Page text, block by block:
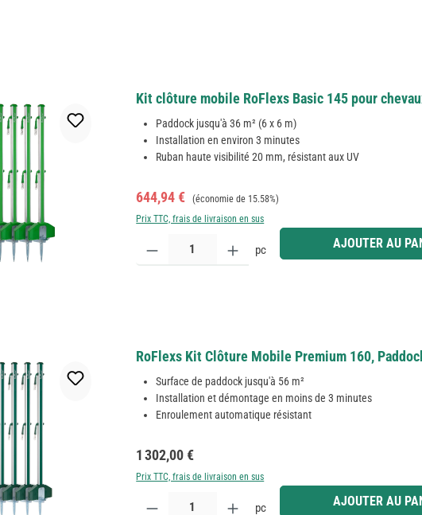
Kit clôture mobile RoFlexs Basic 145 pour
Paddock jusqu'à 36 m² (6 x 6 m)
Installation en environ 3 minutes
Ruban haute visibilité 20 mm, résistant aux UV
Prix de vente :
644,94 € Prix régulier :
(économie de 15.58%)
Prix TTC, frais de livraison en sus
Quantité de produit : Entrez la quantité souhaitée ou utilisez les
pc AJOUTER AU
RoFlexs Kit Clôture Mobile Premium 160,
Surface de paddock jusqu'à 56 m²
Installation et démontage en moins de 3 minutes
Enroulement automatique résistant
Prix régulier :
1 302,00 €
Prix TTC, frais de livraison en sus
Quantité de produit : Entrez la quantité souhaitée ou utilisez les
pc AJOUTER AU